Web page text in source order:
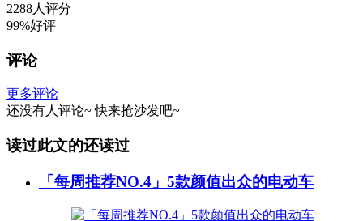
2288人评分
99%好评
评论
更多评论
还没有人评论~ 快来抢沙发吧~
读过此文的还读过
「每周推荐NO.4」5款颜值出众的电动车